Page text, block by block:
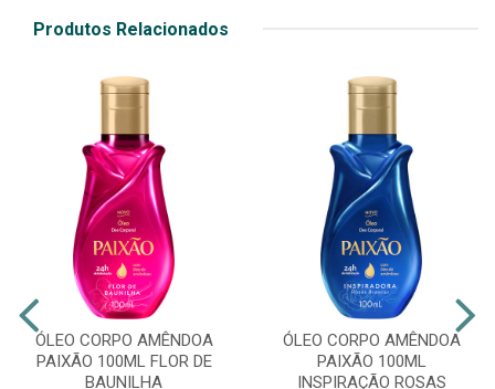
Produtos Relacionados
ÓLEO CORPO AMÊNDOA
PAIXÃO 100ML FLOR DE
BAUNILHA
ÓLEO CORPO AMÊNDOA
PAIXÃO 100ML
INSPIRAÇÃO ROSAS